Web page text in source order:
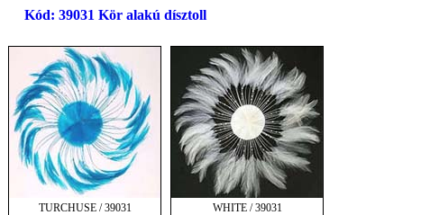
Kód: 39031 Kör alakú dísztoll
TURCHUSE / 39031 WHITE / 39031